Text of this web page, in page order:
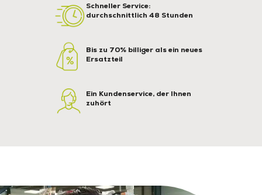
Schneller Service:
durchschnittlich 48 Stunden
Bis zu 70% billiger als ein neues
Ersatzteil
Ein Kundenservice, der Ihnen
zuhört